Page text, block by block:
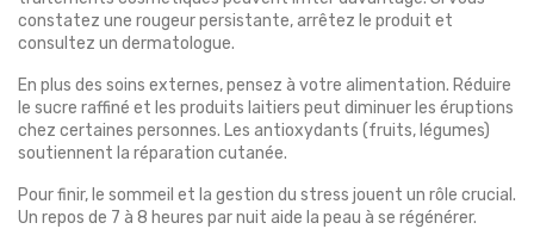
constatez une rougeur persistante, arrêtez le produit et
consultez un dermatologue.
En plus des soins externes, pensez à votre alimentation. Réduire
le sucre raffiné et les produits laitiers peut diminuer les éruptions
chez certaines personnes. Les antioxydants (fruits, légumes)
soutiennent la réparation cutanée.
Pour finir, le sommeil et la gestion du stress jouent un rôle crucial.
Un repos de 7 à 8 heures par nuit aide la peau à se régénérer.